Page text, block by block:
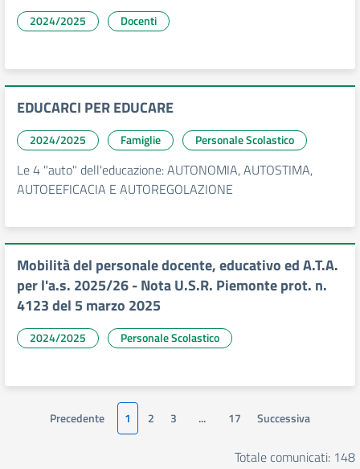
2024/2025 Docenti
EDUCARCI PER EDUCARE
2024/2025 Famiglie Personale Scolastico
Le 4 "auto" dell'educazione: AUTONOMIA, AUTOSTIMA,
AUTOEEFICACIA E AUTOREGOLAZIONE
Mobilità del personale docente, educativo ed A.T.A.
per l'a.s. 2025/26 - Nota U.S.R. Piemonte prot. n.
4123 del 5 marzo 2025
2024/2025 Personale Scolastico
Precedente 1 2 3 ... 17 Successiva
Totale comunicati: 148